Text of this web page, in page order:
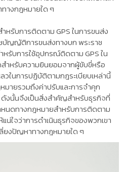
างกฎหมายใด ๆ
หรับการติดตาม GPS ในการขนส่ง
บัญญัติการขนส่งทางบก พระราช
รับการใช้อุปกรณ์ติดตาม GPS ใน
ำหรับความยินยอมจากผู้ขับขี่หรือ
วในการปฏิบัติตามกฎระเบียบเหล่านี้
มายรวมถึงค่าปรับและการจำคุก
ดังนั้นจึงเป็นสิ่งสำคัญสำหรับธุรกิจที่
หนดทางกฎหมายสำหรับการติดตาม
น่ใจว่าการดำเนินธุรกิจของพวกเขา
ยงปัญหาทางกฎหมายใด ๆ